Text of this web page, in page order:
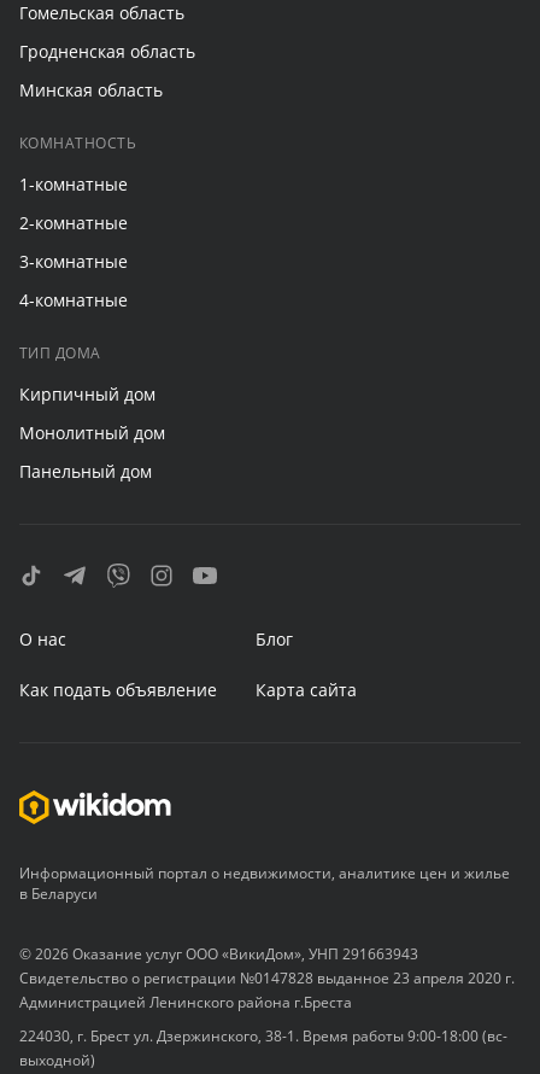
Гомельская область
Гродненская область
Минская область
КОМНАТНОСТЬ
1-комнатные
2-комнатные
3-комнатные
4-комнатные
ТИП ДОМА
Кирпичный дом
Монолитный дом
Панельный дом
О нас Блог
Как подать объявление Карта сайта
Информационный портал о недвижимости, аналитике цен и жилье
в Беларуси
© 2026 Оказание услуг ООО «ВикиДом», УНП 291663943
Свидетельство о регистрации №0147828 выданное 23 апреля 2020 г.
Администрацией Ленинского района г.Бреста
224030, г. Брест ул. Дзержинского, 38-1. Время работы 9:00-18:00 (вс-
выходной)